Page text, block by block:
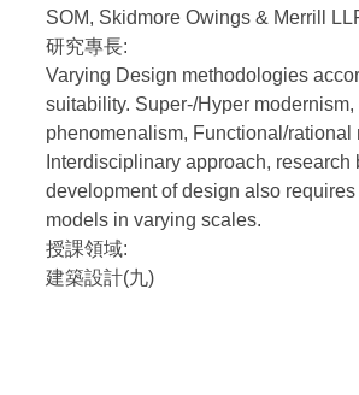
SOM, Skidmore Owings & Merrill
研究專長:
Varying Design methodologies
suitability. Super-/Hyper modernism,
phenomenalism, Functional/rational
Interdisciplinary approach, research
development of design also requires
models in varying scales.
授課領域:
建築設計(九)